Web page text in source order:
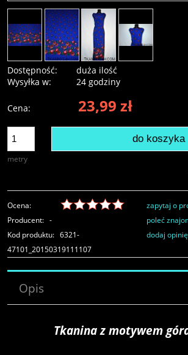
Dostępność:
duża ilość
Wysyłka w:
24 godziny
Cena: 23,99 zł
metry
do koszyka
Ocena:
Producent: -
Kod produktu: 6321-
47101_20150319111107
zapytaj o
poleć
dodaj opinię
Opis
Tkanina z motywem